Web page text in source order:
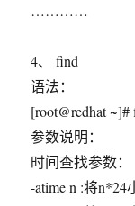
…………
4、 find
语法：
[root@redhat
参数说明：
时间查找参数：
-atime n :将